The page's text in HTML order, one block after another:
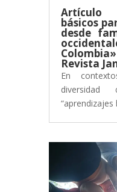
Artículo
básicos
desde
Revista
En
diversidad
“aprendizajes